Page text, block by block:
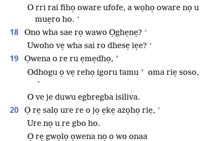
O rri rai fihọ oware ufofe, a wọhọ oware nọ u
muẹro ho. +
18 Ono wha sae rọ wawo Ọghẹnẹ? +
Uwoho vẹ wha sai ro dhesẹ iẹe? +
19 Ọwena o re ru ẹmẹdhọ, *
Odhogu ọ vẹ rehọ igoru tamu * oma riẹ soso,
+
O ve je duwu egbregba isiliva.
20 Ọ rẹ salọ ure re o jọ ẹkẹ azọhọ riẹ, +
Ure nọ u re gbo ho.
Ọ rẹ gwọlọ ọwena nọ o wo onaa